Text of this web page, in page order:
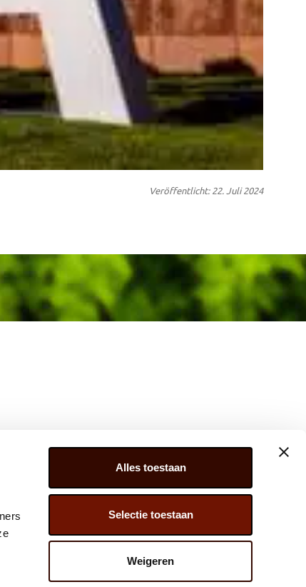
Alles toestaan
Selectie toestaan
Weigeren
Veröffentlicht: 22. Juli 2024
2675 LW, HONSELERSDIJK,